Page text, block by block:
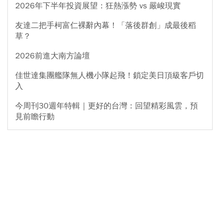
2026年下半年投資展望：狂熱漲勢 vs 嚴峻現實
友達二把手柯富仁裸辭內幕！「落後群創」成最後稻
草？
2026前進大南方論壇
佳世達集團艦隊無人機小隊起飛！鎖定美日頂級客戶切
入
今周刊30週年特輯｜更好的台灣：回望精彩風雲，預
見前瞻行動